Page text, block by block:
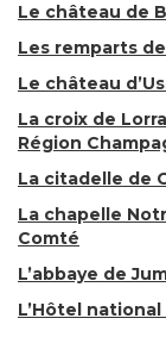
Le château de
Les remparts
Le château
La croix de
Région
La citadelle de
La chapelle
Comté
L’abbaye de
L’Hôtel